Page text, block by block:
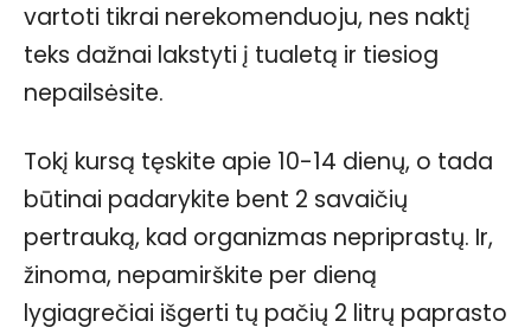
vartoti tikrai nerekomenduoju, nes naktį
teks dažnai lakstyti į tualetą ir tiesiog
nepailsėsite.
Tokį kursą tęskite apie 10-14 dienų, o tada
būtinai padarykite bent 2 savaičių
pertrauką, kad organizmas nepriprastų. Ir,
žinoma, nepamirškite per dieną
lygiagrečiai išgerti tų pačių 2 litrų paprasto